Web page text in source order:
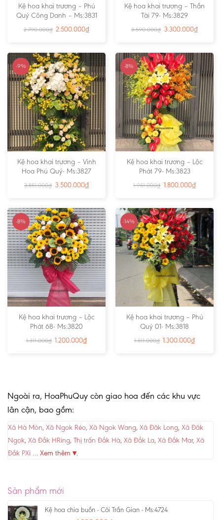
Kệ hoa khai trương – Phú
Quý Công Danh – Ms:3831
2.790.000₫ 2.500.000₫
Kệ hoa khai trương – Thần
Tài 79- Ms:3829
3.590.000₫ 3.300.000₫
-9%
Kệ hoa khai trương – Vinh
Hoa Phú Quý- Ms:3827
3.851.000₫ 3.500.000₫
-8%
Kệ hoa khai trương – Lộc
Phát 79- Ms:3823
1.951.000₫ 1.800.000₫
-8%
Kệ hoa khai trương – Lộc
Phát 68- Ms:3820
1.311.000₫ 1.200.000₫
-14%
Kệ hoa khai trương – Phú
Quý 01- Ms:3818
1.511.000₫ 1.300.000₫
Ngoài ra, HoaPhuQuy còn giao hoa đến các khu vực
lân cận, bao gồm:
Xã Hà Mòn, Xã Ngok Réo, Xã Ngok Wang, Xã Đăk Long, Xã Đăk
Ngọk, Xã Đắk HRing, Thị trấn Đắk Hà, Xã Đắk La, Xã Đắk Mar, Xã
Đắk PXi … Xem thêm ▾.
Sản phẩm mới
Kệ hoa chia buồn - Cõi Trần Gian - Ms:4724